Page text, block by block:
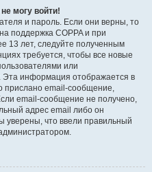
могу войти!
и пароль. Если они верны, то
поддержка COPPA и при
13 лет, следуйте полученным
требуется, чтобы все новые
или
Эта информация отображается в
прислано email-сообщение,
email-сообщение не получено,
адрес email либо он
уверены, что ввели правильный